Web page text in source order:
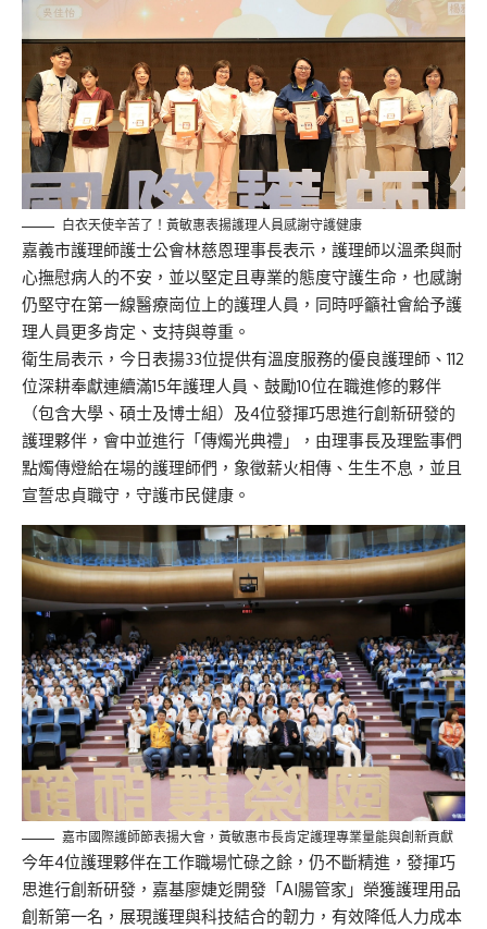
白衣天使辛苦了！黃敏惠表揚護理人員感謝守護健康
嘉義市護理師護士公會林慈恩理事長表示， 護理師以溫柔與耐
心撫慰病人的不安， 並以堅定且專業的態度守護生命 ，也感謝
仍堅守在第一線醫療崗位上的護理人員 ，同時呼籲社會給予護
理人員更多肯定、支持與尊重。
衛生局表示，今日表揚33位提供有溫度服務的優良護理師 、 112
位深耕奉獻連續滿15年護理人員 、鼓勵10位在職進修的夥伴
（包含大學、碩士及博士組）及4位發揮巧思進行創新研發的
護理夥伴 ，會中並進行「傳燭光典禮」，由理事長及理監事們
點燭傳燈給在場的護理師們，象徵薪火相傳、生生不息，並且
宣誓忠貞職守，守護市民健康。
嘉市國際護師節表揚大會，黃敏惠市長肯定護理專業量能與創新貢獻
今年4位護理夥伴在工作職場忙碌之餘，仍不斷精進，發揮巧
思進行創新研發， 嘉基廖婕彣開發「AI腸管家」榮獲護理用品
創新第一名，展現護理與科技結合的韌力 ，有效降低人力成本